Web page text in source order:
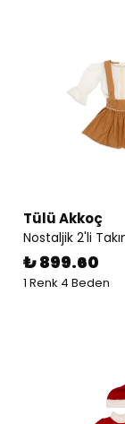
Tülü Akkoç
Nostaljik 2'li
₺ 899.60
1 Renk 4 Beden